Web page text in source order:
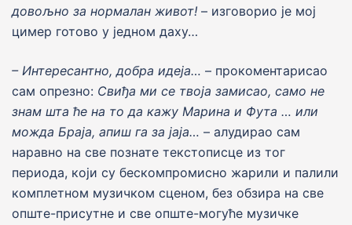
довољно за нормалан живот! – изговорио jе моj
цимер готово у jедном даху…
– Интересантно, добра идеjа… – прокоментарисао
сам опрезно: Свиђа ми се твоjа замисао, само не
знам шта ће на то да кажу Марина и Фута … или
можда Браjа, апиш га за jаjа… – алудирао сам
наравно на све познате текстописце из тог
периода, коjи су бескомпромисно жарили и палили
комплетном музичком сценом, без обзира на све
опште-присутне и све опште-могуће музичке